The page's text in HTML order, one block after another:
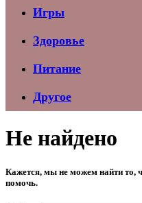
Игры
Здоровье
Питание
Другое
Не найдено
Кажется, мы не можем найти то,
помочь.